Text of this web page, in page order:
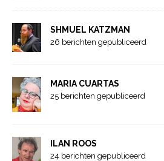
SHMUEL KATZMAN
26 berichten gepubliceerd
MARIA CUARTAS
25 berichten gepubliceerd
ILAN ROOS
24 berichten gepubliceerd